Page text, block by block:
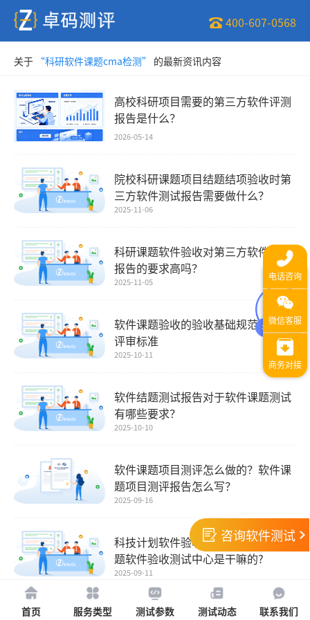
400-607-0568
关于 “科研软件课题cma检测” 的最新资讯内容
高校科研项目需要的第三方软件评测
报告是什么？
2026-05-14
院校科研课题项目结题结项验收时第
三方软件测试报告需要做什么？
2025-11-06
科研课题软件验收对第三方软件测试
报告的要求高吗？
2025-11-05
软件课题验收的验收基础规范和验收
评审标准
2025-10-11
软件结题测试报告对于软件课题测试
有哪些要求？
2025-10-10
软件课题项目测评怎么做的？软件课
题项目测评报告怎么写？
2025-09-16
科技计划软件验收测试电话?科研课
题软件验收测试中心是干嘛的?
2025-09-11
软件测评之敏感数据泄露的测试与防
咨询软件测试
首页 服务类型 测试参数 测试动态 联系我们